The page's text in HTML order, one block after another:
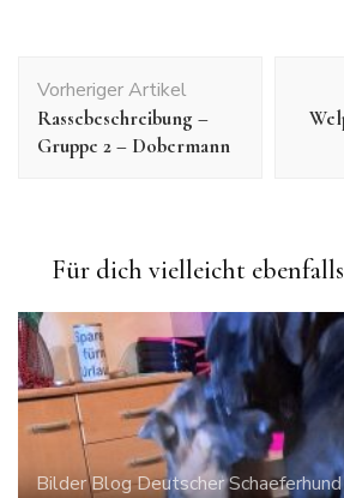
Vorheriger Artikel
Rassebeschreibung –
Gruppe 2 – Dobermann
Für dich vielleicht
BilderBlogDeutscher Schaeferhund